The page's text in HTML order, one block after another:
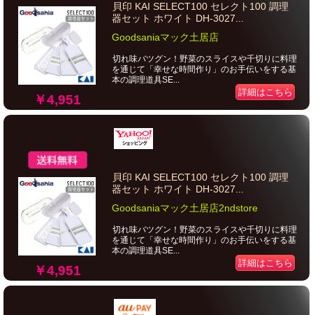
￥4,951
貝印 KAI SELECT100 セレクト100 調理
器セット ホワイト DH-3027...
Goodsaniaマック土居店
切れ味バツグン！野菜のスライスや千切りに料理
を通じて「幸せな時間作り」のお手伝いをする基
本の調理道具SE...
詳細はこちら
￥4,951
貝印 KAI SELECT100 セレクト100 調理
器セット ホワイト DH-3027...
Goodsaniaマック土居店2ndstore
切れ味バツグン！野菜のスライスや千切りに料理
を通じて「幸せな時間作り」のお手伝いをする基
本の調理道具SE...
詳細はこちら